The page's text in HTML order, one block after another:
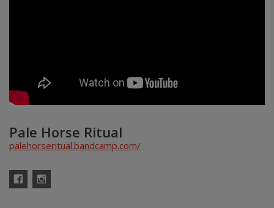
Pale Horse Ritual
palehorseritual.bandcamp.com/
FacebookInstagram